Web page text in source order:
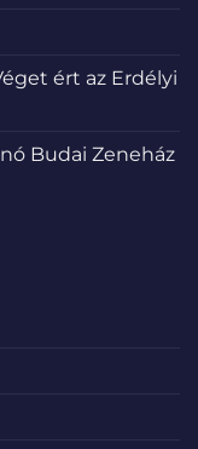
ért az Erdélyi
Budai Zeneház